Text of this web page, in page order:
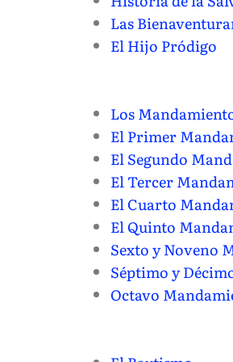
Las
El Hijo Pródigo
Los
El Primer
El Segundo
El Tercer
El Cuarto
El Quinto
Sexto y Noveno
Séptimo y
Octavo